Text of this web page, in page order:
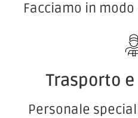
Facciamo in
Trasporto
Personale